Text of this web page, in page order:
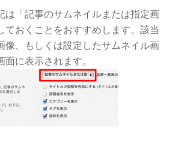
は「記事のサムネイルまたは指定画
ておくことをおすすめします。該当
像、もしくは設定したサムネイル画
に表示されます。